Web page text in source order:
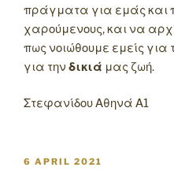
πράγματα για εμάς και
χαρούμενους, και να
πως νοιώθουμε εμείς για
για την δικιά μας ζωή.
Στεφανίδου Αθηνά Α1
POSTED
6 APRIL 2021